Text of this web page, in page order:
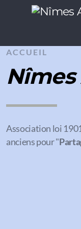
ACCUEIL
Association loi
anciens pour "